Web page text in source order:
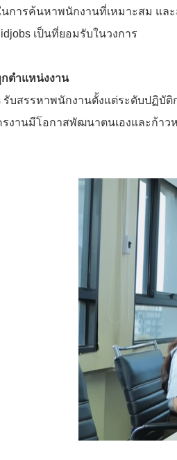
การค้นหาพนักงานที่เหมาะสม แล
เป็นที่ยอมรับในวงการ
ตำแหน่งงาน
รับสรรหาพนักงานตั้งแต่ระดับปฏิบั
งานมีโอกาสพัฒนาตนเองและก้าว